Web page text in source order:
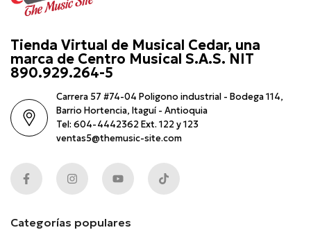
Tienda Virtual de Musical Cedar, una
marca de Centro Musical S.A.S. NIT
890.929.264-5
Carrera 57 #74-04 Poligono industrial - Bodega 114,
Barrio Hortencia, Itaguí - Antioquia
Tel: 604-4442362 Ext. 122 y 123
ventas5@themusic-site.com
Categorías populares